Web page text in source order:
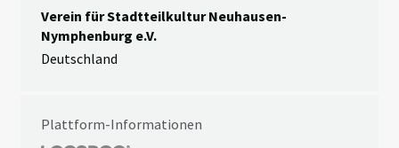
Verein für Stadtteilkultur Neuhausen-
Nymphenburg e.V.
Deutschland
Plattform-Informationen